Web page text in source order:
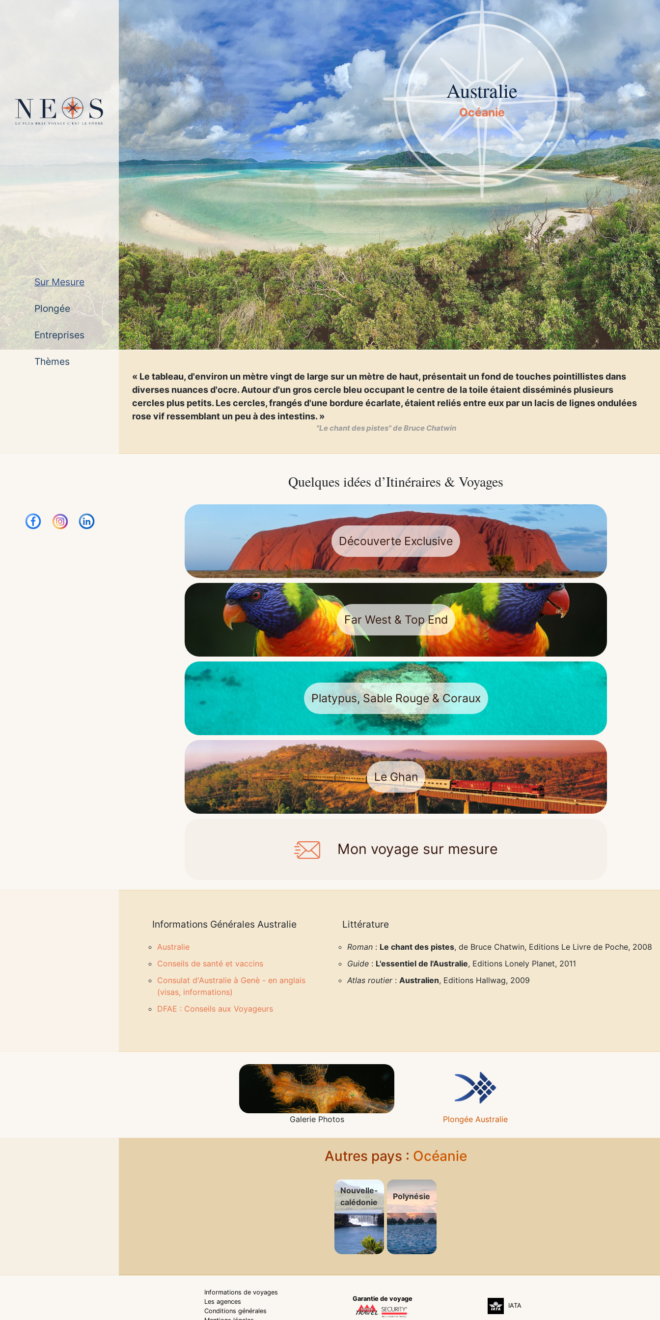
Sur Mesure
Plongée
Entreprises
Thèmes
Australie
Océanie
« Le tableau, d'environ un mètre vingt de large sur un mètre de haut, présentait un fond de touches pointillistes dans
diverses nuances d'ocre. Autour d'un gros cercle bleu occupant le centre de la toile étaient disséminés plusieurs
cercles plus petits. Les cercles, frangés d'une bordure écarlate, étaient reliés entre eux par un lacis de lignes ondulées
rose vif ressemblant un peu à des intestins. »
"Le chant des pistes" de Bruce Chatwin
Quelques idées d’Itinéraires & Voyages
Découverte Exclusive
Far West & Top End
Platypus, Sable Rouge & Coraux
Le Ghan
Mon voyage sur mesure
Informations Générales Australie
Australie
Conseils de santé et vaccins
Consulat d'Australie à Genè - en anglais
(visas, informations)
DFAE : Conseils aux Voyageurs
Littérature
Roman: Le chant des pistes, de Bruce Chatwin, Editions Le Livre de Poche, 2008
Guide: L'essentiel de l'Australie, Editions Lonely Planet, 2011
Atlas routier: Australien, Editions Hallwag, 2009
Galerie Photos Plongée Australie
Autres pays : Océanie
Nouvelle-
calédonie
Polynésie
Informations de voyages
Les agences
Conditions générales
Garantie de voyage
IATA